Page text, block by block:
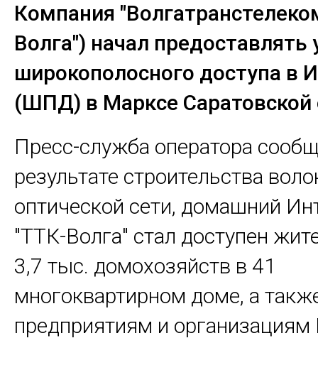
Компания
Волга") начал предоставлять
широкополосного доступа в
(ШПД) в Марксе Саратовской
Пресс-служба оператора
результате строительства
оптической сети, домашний
"ТТК-Волга" стал доступен
3,7 тыс. домохозяйств в 41
многоквартирном доме, а
предприятиям и